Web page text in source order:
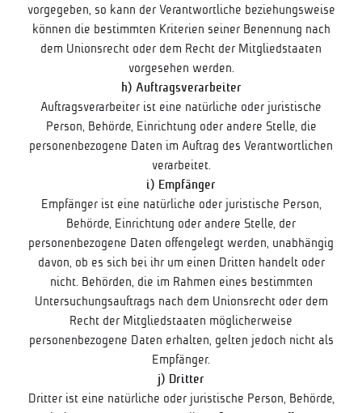
vorgegeben, so kann der Verantwortliche beziehungsweise
können die bestimmten Kriterien seiner Benennung nach
dem Unionsrecht oder dem Recht der Mitgliedstaaten
vorgesehen werden.
h) Auftragsverarbeiter
Auftragsverarbeiter ist eine natürliche oder juristische
Person, Behörde, Einrichtung oder andere Stelle, die
personenbezogene Daten im Auftrag des Verantwortlichen
verarbeitet.
i) Empfänger
Empfänger ist eine natürliche oder juristische Person,
Behörde, Einrichtung oder andere Stelle, der
personenbezogene Daten offengelegt werden, unabhängig
davon, ob es sich bei ihr um einen Dritten handelt oder
nicht. Behörden, die im Rahmen eines bestimmten
Untersuchungsauftrags nach dem Unionsrecht oder dem
Recht der Mitgliedstaaten möglicherweise
personenbezogene Daten erhalten, gelten jedoch nicht als
Empfänger.
j) Dritter
Dritter ist eine natürliche oder juristische Person, Behörde,